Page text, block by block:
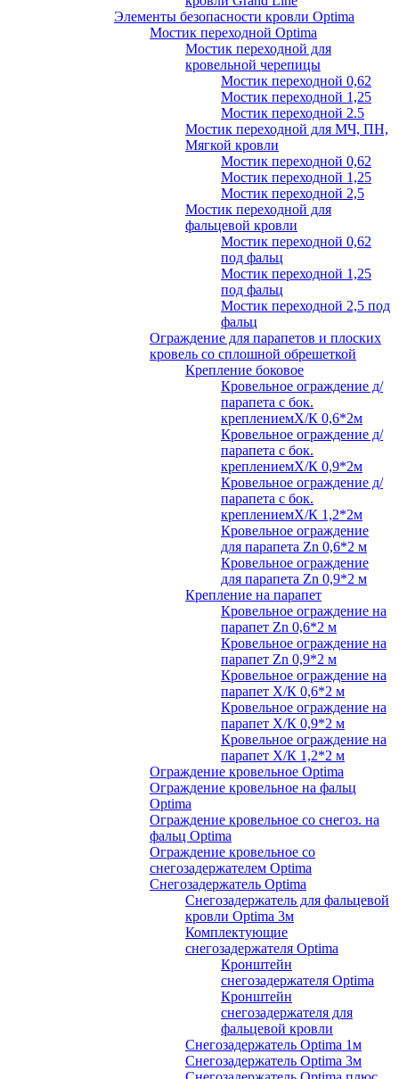
Элементы безопасности кровли Optima
Мостик переходной Optima
Мостик переходной для
кровельной черепицы
Мостик переходной 0,62
Мостик переходной 1,25
Мостик переходной 2.5
Мостик переходной для МЧ, ПН,
Мягкой кровли
Мостик переходной 0,62
Мостик переходной 1,25
Мостик переходной 2,5
Мостик переходной для
фальцевой кровли
Мостик переходной 0,62
под фальц
Мостик переходной 1,25
под фальц
Мостик переходной 2,5 под
фальц
Ограждение для парапетов и плоских
кровель со сплошной обрешеткой
Крепление боковое
Кровельное ограждение д/
парапета с бок.
креплениемХ/К 0,6*2м
Кровельное ограждение д/
парапета с бок.
креплениемХ/К 0,9*2м
Кровельное ограждение д/
парапета с бок.
креплениемХ/К 1,2*2м
Кровельное ограждение
для парапета Zn 0,6*2 м
Кровельное ограждение
для парапета Zn 0,9*2 м
Крепление на парапет
Кровельное ограждение на
парапет Zn 0,6*2 м
Кровельное ограждение на
парапет Zn 0,9*2 м
Кровельное ограждение на
парапет Х/К 0,6*2 м
Кровельное ограждение на
парапет Х/К 0,9*2 м
Кровельное ограждение на
парапет Х/К 1,2*2 м
Ограждение кровельное Optima
Ограждение кровельное на фальц
Optima
Ограждение кровельное со снегоз. на
фальц Optima
Ограждение кровельное со
снегозадержателем Optima
Снегозадержатель Optima
Снегозадержатель для фальцевой
кровли Optima 3м
Комплектующие
снегозадержателя Optima
Кронштейн
снегозадержателя Optima
Кронштейн
снегозадержателя для
фальцевой кровли
Снегозадержатель Optima 1м
Снегозадержатель Optima 3м